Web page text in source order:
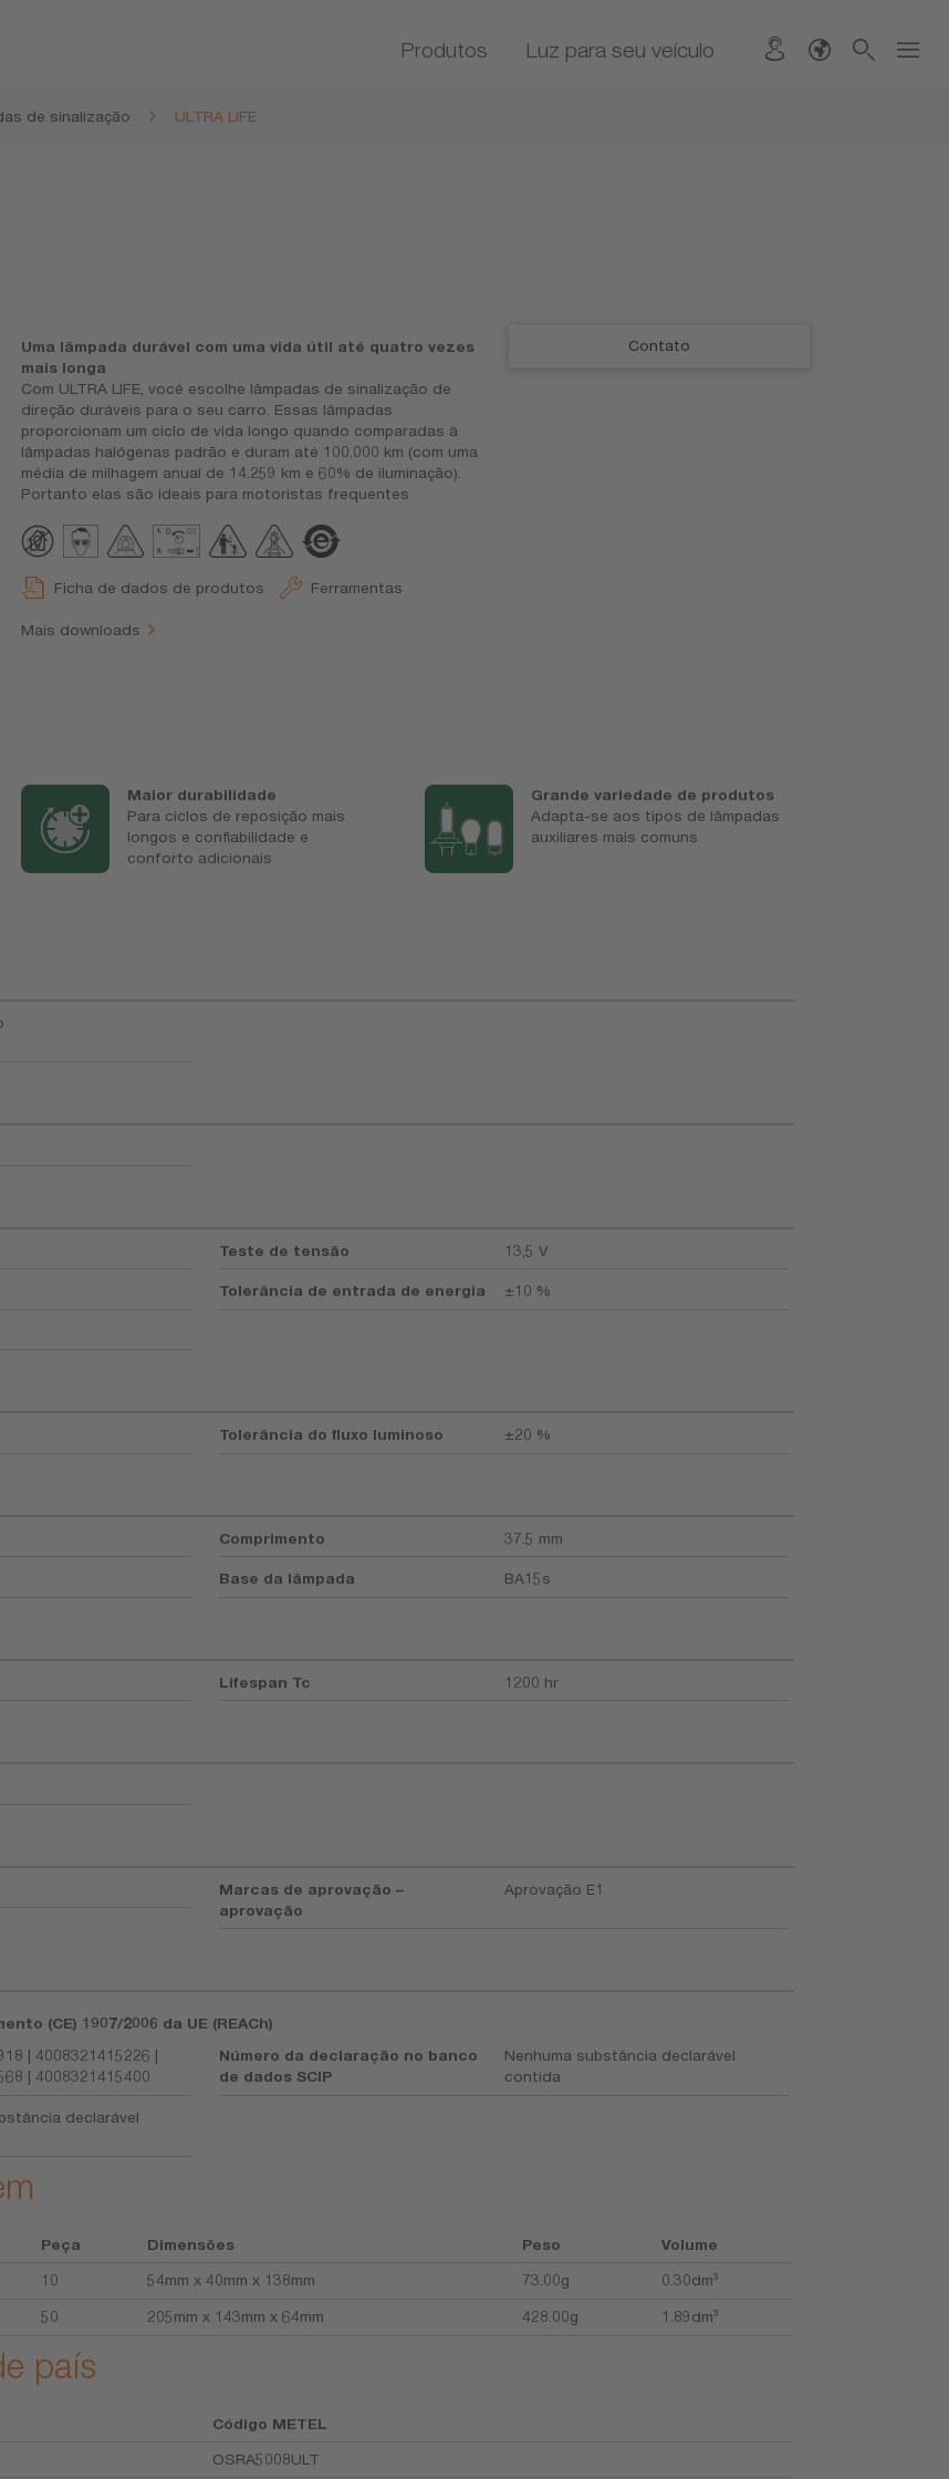
Produtos Luz para seu veículo
de sinalização ULTRA LIFE
Uma lâmpada durável com uma vida útil até quatro vezes
mais longa
Com ULTRA LIFE, você escolhe lâmpadas de sinalização de
direção duráveis para o seu carro. Essas lâmpadas
proporcionam um ciclo de vida longo quando comparadas à
lâmpadas halógenas padrão e duram até 100.000 km (com uma
média de milhagem anual de 14.259 km e 60% de iluminação).
Portanto elas são ideais para motoristas frequentes
Ficha de dados de produtos Ferramentas
Mais downloads
Contato
Maior durabilidade
Para ciclos de reposição mais
longos e confiabilidade e
conforto adicionais
Grande variedade de produtos
Adapta-se aos tipos de lâmpadas
auxiliares mais comuns
Teste de tensão 13,5 V
Tolerância de entrada de energia ±10 %
Tolerância do fluxo luminoso ±20 %
Comprimento 37.5 mm
Base da lâmpada BA15s
Lifespan Tc 1200 hr
Marcas de aprovação –
aprovação
Aprovação E1
(CE) 1907/2006 da UE (REACh)
| 4008321415226 |
| 4008321415400
declarável
Número da declaração no banco
de dados SCIP
Nenhuma substância declarável
contida
Peça Dimensões Peso
Volume
10 54mm x 40mm x 138mm 73.00g 0.30dm³
50 205mm x 143mm x 64mm 428.00g 1.89dm³
país
Código METEL
OSRA5008ULT